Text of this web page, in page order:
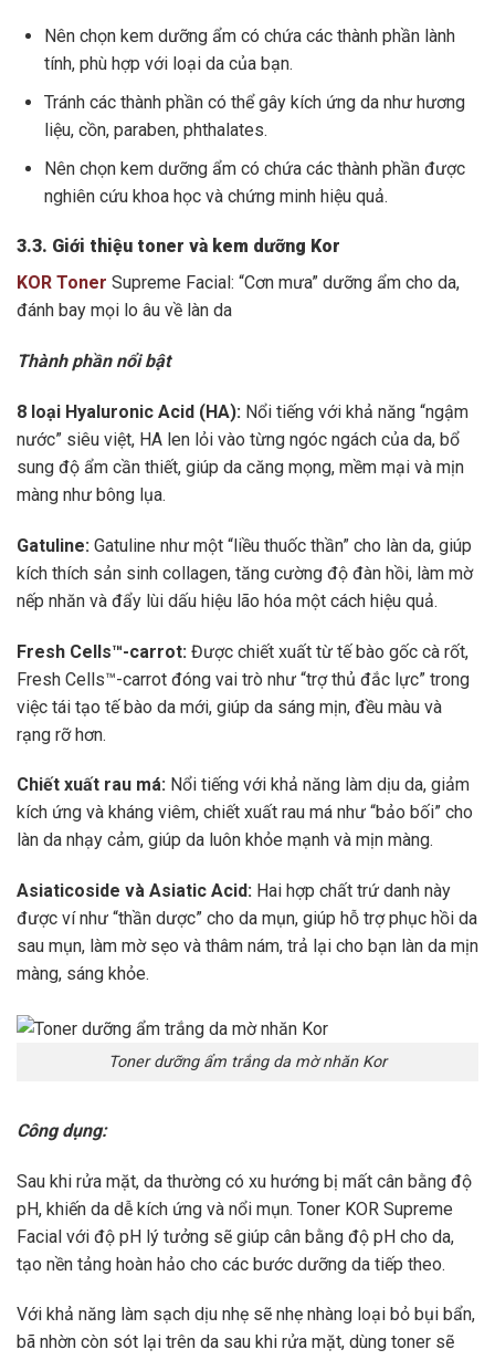
Nên chọn kem dưỡng ẩm có chứa các thành phần lành
tính, phù hợp với loại da của bạn.
Tránh các thành phần có thể gây kích ứng da như hương
liệu, cồn, paraben, phthalates.
Nên chọn kem dưỡng ẩm có chứa các thành phần được
nghiên cứu khoa học và chứng minh hiệu quả.
3.3. Giới thiệu toner và kem dưỡng Kor
KOR Toner Supreme Facial: “Cơn mưa” dưỡng ẩm cho da,
đánh bay mọi lo âu về làn da
Thành phần nổi bật
8 loại Hyaluronic Acid (HA): Nổi tiếng với khả năng “ngậm
nước” siêu việt, HA len lỏi vào từng ngóc ngách của da, bổ
sung độ ẩm cần thiết, giúp da căng mọng, mềm mại và mịn
màng như bông lụa.
Gatuline: Gatuline như một “liều thuốc thần” cho làn da, giúp
kích thích sản sinh collagen, tăng cường độ đàn hồi, làm mờ
nếp nhăn và đẩy lùi dấu hiệu lão hóa một cách hiệu quả.
Fresh Cells™-carrot: Được chiết xuất từ tế bào gốc cà rốt,
Fresh Cells™-carrot đóng vai trò như “trợ thủ đắc lực” trong
việc tái tạo tế bào da mới, giúp da sáng mịn, đều màu và
rạng rỡ hơn.
Chiết xuất rau má: Nổi tiếng với khả năng làm dịu da, giảm
kích ứng và kháng viêm, chiết xuất rau má như “bảo bối” cho
làn da nhạy cảm, giúp da luôn khỏe mạnh và mịn màng.
Asiaticoside và Asiatic Acid: Hai hợp chất trứ danh này
được ví như “thần dược” cho da mụn, giúp hỗ trợ phục hồi da
sau mụn, làm mờ sẹo và thâm nám, trả lại cho bạn làn da mịn
màng, sáng khỏe.
Toner dưỡng ẩm trắng da mờ nhăn Kor
Công dụng:
Sau khi rửa mặt, da thường có xu hướng bị mất cân bằng độ
pH, khiến da dễ kích ứng và nổi mụn. Toner KOR Supreme
Facial với độ pH lý tưởng sẽ giúp cân bằng độ pH cho da,
tạo nền tảng hoàn hảo cho các bước dưỡng da tiếp theo.
Với khả năng làm sạch dịu nhẹ sẽ nhẹ nhàng loại bỏ bụi bẩn,
bã nhờn còn sót lại trên da sau khi rửa mặt, dùng toner sẽ